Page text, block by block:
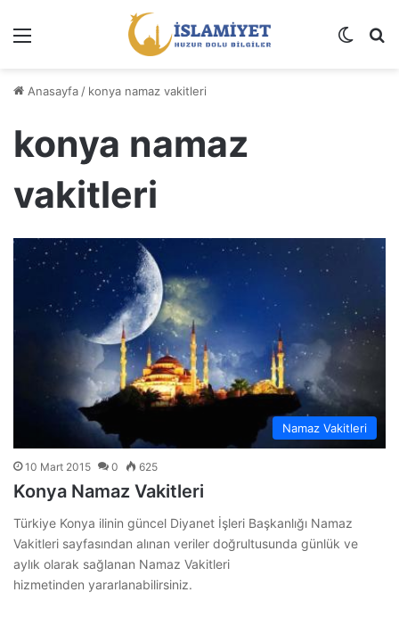
Dış
Anasayfa / konya namaz vakitleri
konya namaz
vakitleri
Namaz Vakitleri
10 Mart 2015 0 625
Konya Namaz Vakitleri
Türkiye Konya ilinin güncel Diyanet İşleri Başkanlığı Namaz
Vakitleri sayfasından alınan veriler doğrultusunda günlük ve
aylık olarak sağlanan Namaz Vakitleri
hizmetinden yararlanabilirsiniz.